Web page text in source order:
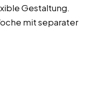
Gestaltung.
mit separater